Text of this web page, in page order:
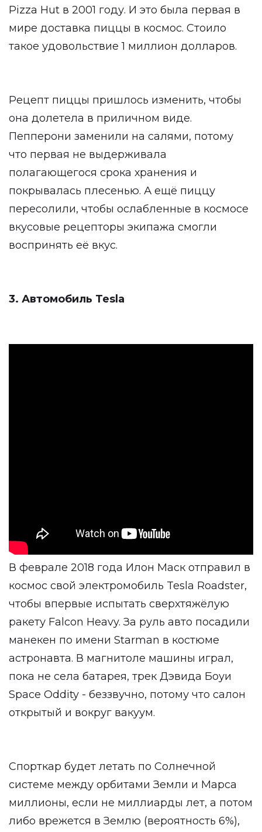
Pizza Hut в 2001 году. И это была первая в
мире доставка пиццы в космос. Стоило
такое удовольствие 1 миллион долларов.
Рецепт пиццы пришлось изменить, чтобы
она долетела в приличном виде.
Пепперони заменили на салями, потому
что первая не выдерживала
полагающегося срока хранения и
покрывалась плесенью. А ещё пиццу
пересолили, чтобы ослабленные в космосе
вкусовые рецепторы экипажа смогли
воспринять её вкус.
3. Автомобиль Tesla
В феврале 2018 года Илон Маск отправил в
космос свой электромобиль Tesla Roadster,
чтобы впервые испытать сверхтяжёлую
ракету Falcon Heavy. За руль авто посадили
манекен по имени Starman в костюме
астронавта. В магнитоле машины играл,
пока не села батарея, трек Дэвида Боуи
Space Oddity - беззвучно, потому что салон
открытый и вокруг вакуум.
Спорткар будет летать по Солнечной
системе между орбитами Земли и Марса
миллионы, если не миллиарды лет, а потом
либо врежется в Землю (вероятность 6%),